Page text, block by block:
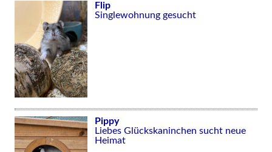
Flip
Singlewohnung gesucht
Pippy
Liebes Glückskaninchen sucht neue
Heimat